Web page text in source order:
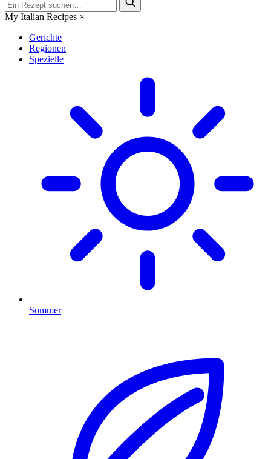
My Italian Recipes ×
Gerichte
Regionen
Spezielle
Sommer